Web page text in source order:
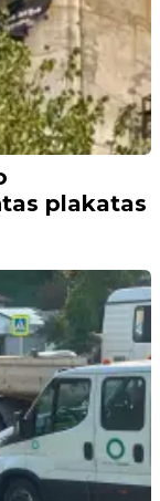
plakatas